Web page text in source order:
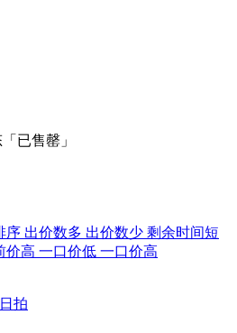
已售罄」
序 出价数多 出价数少 剩余时间短
价高 一口价低 一口价高
日拍